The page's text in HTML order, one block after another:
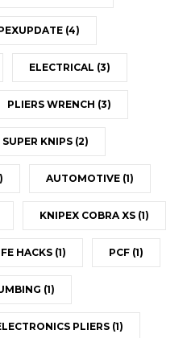
(4)
ELECTRICAL (3)
PLIERS WRENCH (3)
KNIPS (2)
AUTOMOTIVE (1)
KNIPEX COBRA XS (1)
HACKS (1) PCF (1)
(1)
PLIERS (1)